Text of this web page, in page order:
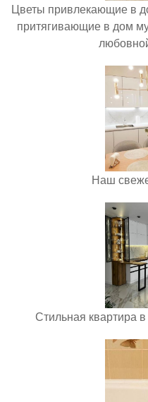
Цветы привлекающие в
притягивающие в дом
Наш
Стильная квартира